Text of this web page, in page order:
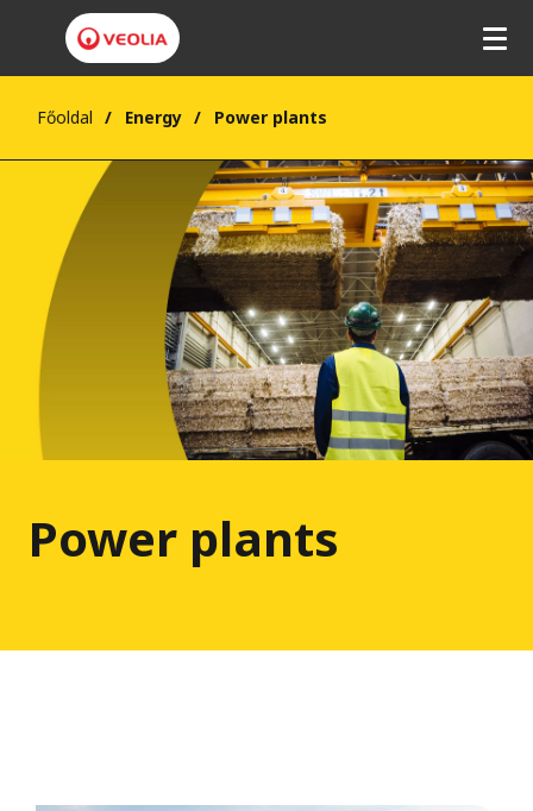
Főoldal Energy Power plants
Power plants